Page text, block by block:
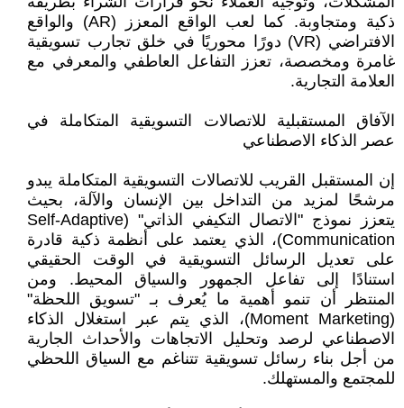
ذكية ومتجاوبة. كما لعب الواقع المعزز (AR) والواقع
الافتراضي (VR) دورًا محوريًا في خلق تجارب تسويقية
غامرة ومخصصة، تعزز التفاعل العاطفي والمعرفي مع
العلامة التجارية.
الآفاق المستقبلية للاتصالات التسويقية المتكاملة في
عصر الذكاء الاصطناعي
إن المستقبل القريب للاتصالات التسويقية المتكاملة يبدو
مرشحًا لمزيد من التداخل بين الإنسان والآلة، بحيث
يتعزز نموذج "الاتصال التكيفي الذاتي" (Self-Adaptive
Communication)، الذي يعتمد على أنظمة ذكية قادرة
على تعديل الرسائل التسويقية في الوقت الحقيقي
استنادًا إلى تفاعل الجمهور والسياق المحيط. ومن
المنتظر أن تنمو أهمية ما يُعرف بـ "تسويق اللحظة"
(Moment Marketing)، الذي يتم عبر استغلال الذكاء
الاصطناعي لرصد وتحليل الاتجاهات والأحداث الجارية
من أجل بناء رسائل تسويقية تتناغم مع السياق اللحظي
للمجتمع والمستهلك.